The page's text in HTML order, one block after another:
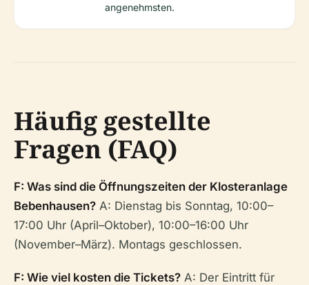
angenehmsten.
Häufig gestellte
Fragen (FAQ)
F: Was sind die Öffnungszeiten der Klosteranlage
Bebenhausen? A: Dienstag bis Sonntag, 10:00–
17:00 Uhr (April–Oktober), 10:00–16:00 Uhr
(November–März). Montags geschlossen.
F: Wie viel kosten die Tickets? A: Der Eintritt für